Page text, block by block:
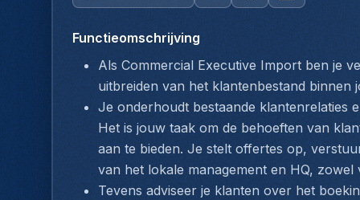
Functieomschrijving
Als Commercial Executive Import ben je
uitbreiden van het klantenbestand binnen
Je onderhoudt bestaande klantenrelaties
Het is jouw taak om de behoeften van
aan te bieden. Je stelt offertes op,
van het lokale management en HQ,
Tevens adviseer je klanten over het